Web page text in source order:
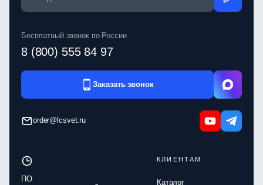
Бесплатный звонок по России
8 (800) 555 84 97
Заказать звонок
order@lcsvet.ru
КЛИЕНТАМ
Каталог
ПО